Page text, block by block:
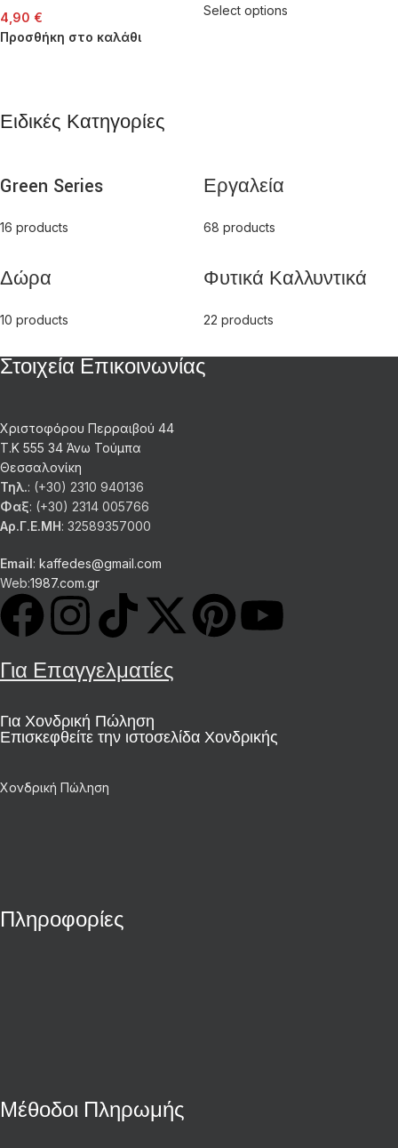
4,90 €
Προσθήκη στο καλάθι
Select options
Ειδικές Κατηγορίες
Green Series
16 products
Εργαλεία
68 products
Δώρα
10 products
Φυτικά Καλλυντικά
22 products
Στοιχεία Επικοινωνίας
Χριστοφόρου Περραιβού 44
Τ.Κ 555 34 Άνω Τούμπα
Θεσσαλονίκη
Τηλ.: (+30) 2310 940136
Φαξ: (+30) 2314 005766
Αρ.Γ.Ε.ΜΗ: 32589357000
Email : kaffedes@gmail.com
Web:1987.com.gr
Για Επαγγελματίες
Για Χονδρική Πώληση
Επισκεφθείτε την ιστοσελίδα Χονδρικής
Χονδρική Πώληση
Πληροφορίες
Μέθοδοι Πληρωμής